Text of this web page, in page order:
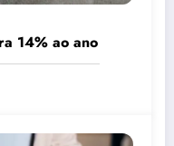
14% ao ano